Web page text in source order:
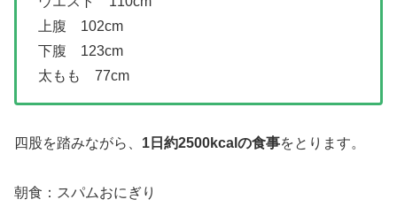
上腹 102cm
下腹 123cm
太もも 77cm
四股を踏みながら、 1日約2500kcalの食事をとります。
朝食：スパムおにぎり